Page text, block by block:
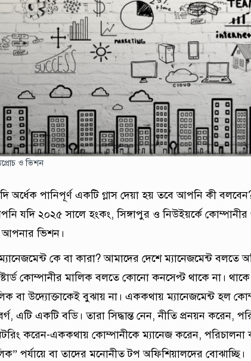
ও ভিশন
অর্ধেক পানিপূর্ণ একটি গ্লাস দেয়া হয় তবে আপনি কী
যদি ২০২৫ সালে হংকং, সিঙ্গাপুর ও নিউইয়র্কে
আপনার ভিশন।
কে বা কারা? আমাদের দেশে ম্যানেজমেন্ট বলতে
কোম্পানীর মালিক বলতে কোনো কনসেপ্ট থাকে না। থাকে
বা উদ্যোক্তাকেই বুঝায় না। এককথায় ম্যানেজমেন্ট হল
এটি একটি বডি। তারা সিদ্ধান্ত নেন, নীতি প্রনয়ন করেন,
করেন-এককথায় কোম্পানীকে ম্যানেজ করেন,
পর্যায়ে বা তাদের মনোনীত টপ অফিশিয়ালদের বোঝাচ্ছি।